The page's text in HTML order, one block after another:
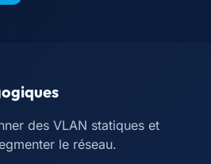
des VLAN statiques et
le réseau.